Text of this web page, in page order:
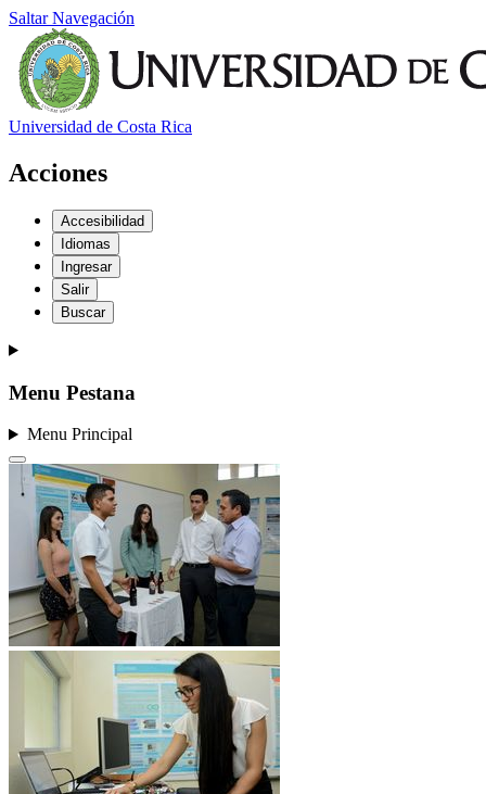
Saltar Navegación
Universidad de Costa Rica
Acciones
Accesibilidad
Idiomas
Ingresar
Salir
Buscar
Menu Pestana
Menu Principal